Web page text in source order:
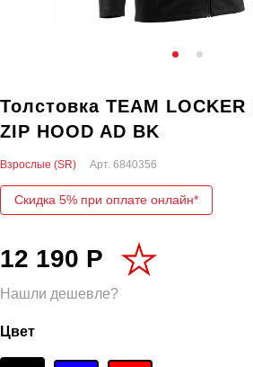
Толстовка TEAM LOCKER
ZIP HOOD AD BK
Взрослые (SR) Арт. 6840356
Скидка 5% при оплате онлайн*
12 190 Р
Нашли дешевле?
Цвет